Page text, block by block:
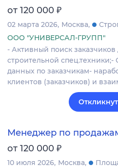
от 120 000 ₽
02 марта 2026 Москва
ООО "УНИВЕРСАЛ-ГРУПП"
- Активный поиск
строительной спец.техники;-
данных по заказчикам-
клиентов (заказчиков) и
Менеджер по
от 120 000 ₽
10 июля 2026 Москва